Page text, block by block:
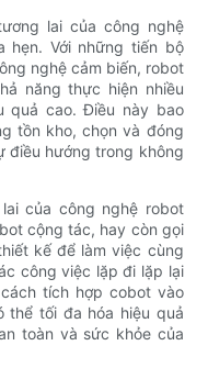
lai của công nghệ
hẹn. Với những tiến bộ
nghệ cảm biến, robot
năng thực hiện nhiều
quả cao. Điều này bao
tồn kho, chọn và đóng
điều hướng trong không
của công nghệ robot
cộng tác, hay còn gọi
kế để làm việc cùng
công việc lặp đi lặp lại
tích hợp cobot vào
thể tối đa hóa hiệu quả
toàn và sức khỏe của